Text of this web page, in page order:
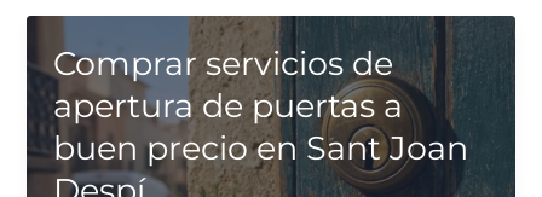
instalación
de
persianas
con
buena
relación
Comprar servicios de
apertura de puertas a
buen precio en Sant Joan